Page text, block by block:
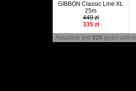
GIBBON Classic Line XL
25m
449 zł
335 zł
Aktualnie jest 920 gości online